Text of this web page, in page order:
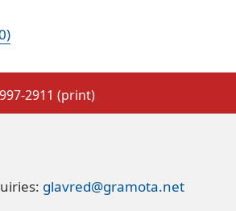
2911 (print)
glavred@gramota.net